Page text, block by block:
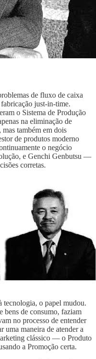
de fluxo de caixa
just-in-time.
o Sistema de Produção
na eliminação de
também em dois
de produtos moderno
o negócio
e Genchi Genbutsu —
corretas.
tecnologia, o papel mudou.
bens de consumo, faziam
no processo de entender
uma maneira de atender a
clássico — o Produto
a Promoção certa.